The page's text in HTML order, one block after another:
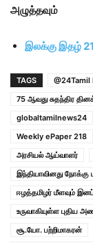
அழுத்தவும்
இலக்கு இதழ்
TAGS @24Tamil
75 ஆவது சுதந்திர
globaltamilnews24
Weekly ePaper 218
அரசியல் ஆய்வாளர்
இந்தியாவினது
ஈழத்தமிழர் மீளவும்
உருவாகியுள்ள புதிய
சூ.யோ. பற்றிமாகரன்